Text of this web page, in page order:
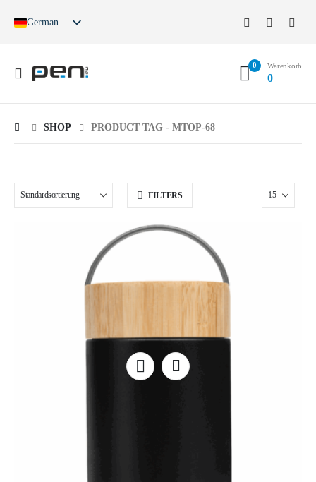
German
Spanish
0 Warenkorb
0
SHOP PRODUCT TAG - MTOP-68
FILTERS